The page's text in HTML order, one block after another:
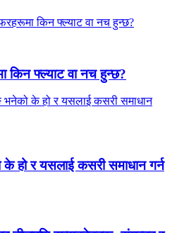
किन फ्ल्याट वा नच हुन्छ?
हो र यसलाई कसरी समाधान गर्न